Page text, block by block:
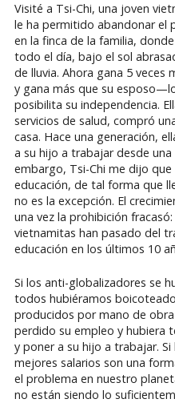
Visité a Tsi-Chi, una joven
le ha permitido abandonar el
en la finca de la familia,
todo el día, bajo el sol
de lluvia. Ahora gana 5 veces
y gana más que su
posibilita su independencia.
servicios de salud, compró
casa. Hace una generación,
a su hijo a trabajar desde
embargo, Tsi-Chi me dijo
educación, de tal forma que
no es la excepción. El
una vez la prohibición
vietnamitas han pasado del
educación en los últimos 10
Si los anti-globalizadores se
todos hubiéramos
producidos por mano de
perdido su empleo y hubiera
y poner a su hijo a trabajar.
mejores salarios son una
el problema en nuestro
no están siendo lo